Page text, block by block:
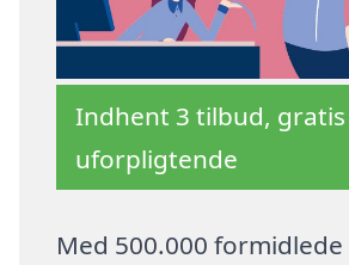
Indhent 3 tilbud, gratis
uforpligtende
Med 500.000